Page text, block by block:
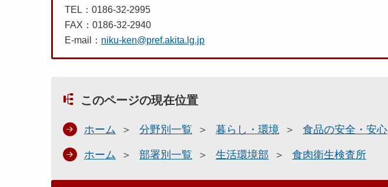
TEL：0186-32-2995
FAX：0186-32-2940
E-mail： niku-ken@pref.akita.lg.jp
このページの現在位置
ホーム 分野別一覧 暮らし・環境 食品の安全・安心
ホーム 部署別一覧 生活環境部 食肉衛生検査所